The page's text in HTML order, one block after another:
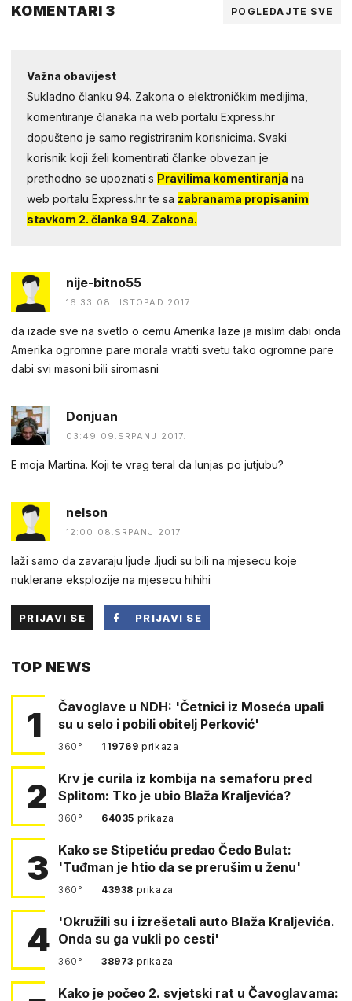
KOMENTARI 3 POGLEDAJTE SVE
Važna obavijest
Sukladno članku 94. Zakona o elektroničkim medijima,
komentiranje članaka na web portalu Express.hr
dopušteno je samo registriranim korisnicima. Svaki
korisnik koji želi komentirati članke obvezan je
prethodno se upoznati s Pravilima komentiranja na
web portalu Express.hr te sa zabranama propisanim
stavkom 2. članka 94. Zakona.
nije-bitno55
16:33 08.LISTOPAD 2017.
da izade sve na svetlo o cemu Amerika laze ja mislim dabi onda
Amerika ogromne pare morala vratiti svetu tako ogromne pare
dabi svi masoni bili siromasni
Donjuan
03:49 09.SRPANJ 2017.
E moja Martina. Koji te vrag teral da lunjas po jutjubu?
nelson
12:00 08.SRPANJ 2017.
laži samo da zavaraju ljude .ljudi su bili na mjesecu koje
nuklerane eksplozije na mjesecu hihihi
PRIJAVI SE
PRIJAVI SE
TOP NEWS
1
Čavoglave u NDH: 'Četnici iz Moseća upali
su u selo i pobili obitelj Perković'
360° 119769prikaza
2
Krv je curila iz kombija na semaforu pred
Splitom: Tko je ubio Blaža Kraljevića?
360° 64035 prikaza
3
Kako se Stipetiću predao Čedo Bulat:
'Tuđman je htio da se prerušim u ženu'
360° 43938 prikaza
4
'Okružili su i izrešetali auto Blaža Kraljevića.
Onda su ga vukli po cesti'
360° 38973 prikaza
Kako je počeo 2. svjetski rat u Čavoglavama: